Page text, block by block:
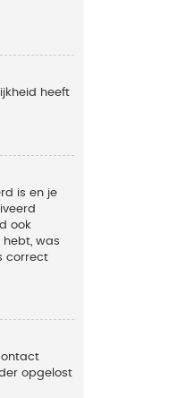
heeft
is en je
ook
was
correct
opgelost